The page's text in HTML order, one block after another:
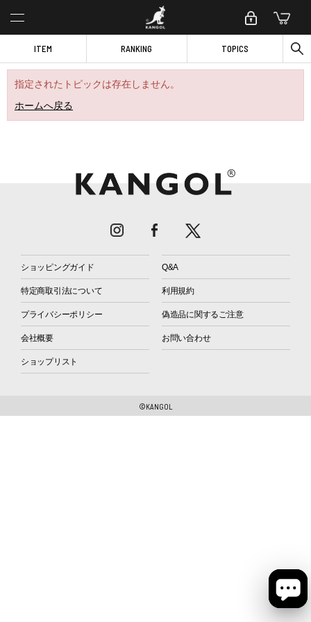
ITEM RANKING TOPICS
指定されたトピックは存在しません。
ホームへ戻る
ショッピングガイド Q&A
特定商取引法について 利用規約
プライバシーポリシー 偽造品に関するご注意
会社概要 お問い合わせ
ショップリスト
©KANGOL